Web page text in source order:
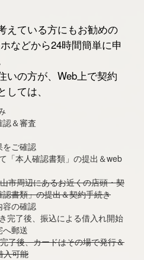
えている方にもお勧めの
などから24時間簡単に申
いの方が、Web上で契約
ては、
認＆審査
をご確認
「本人確認書類」の提出＆web
市周辺にあるお近くの店頭・契
書類」の提出＆契約手続き
容の確認
完了後、振込による借入れ開始
へ郵送
了後、カードはその場で発行＆
入可能